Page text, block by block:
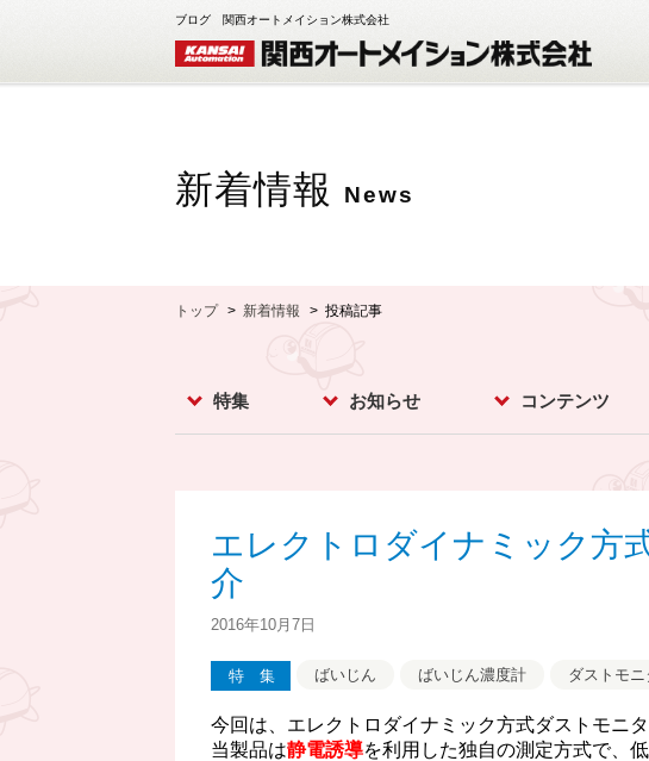
ブログ 関西オートメイション株式会社
新着情報 News
トップ 新着情報 投稿記事
特集 お知らせ コンテンツ
ん
エレクトロダイナミック方
介
2016年10月7日
特集 ばいじん ばいじん濃度計 ダストモニ
今回は、エレクトロダイナミック方式ダストモニタ
当製品は静電誘導を利用した独自の測定方式で、